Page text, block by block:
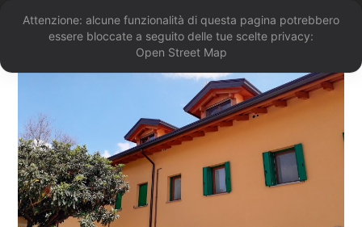
Attenzione: alcune funzionalità di questa pagina potrebbero
essere bloccate a seguito delle tue scelte privacy:
Open Street Map